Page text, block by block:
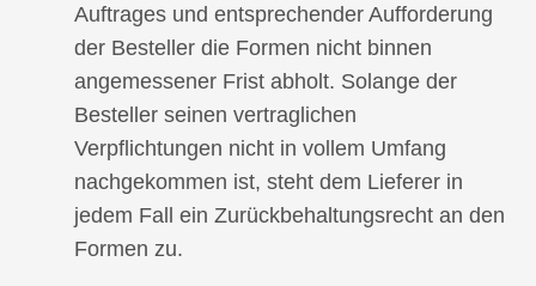
Auftrages und entsprechender Aufforderung
der Besteller die Formen nicht binnen
angemessener Frist abholt. Solange der
Besteller seinen vertraglichen
Verpflichtungen nicht in vollem Umfang
nachgekommen ist, steht dem Lieferer in
jedem Fall ein Zurückbehaltungsrecht an den
Formen zu.